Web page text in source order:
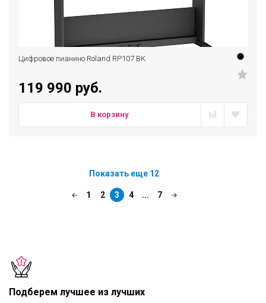
Цифровое пианино Roland RP107 BK
119 990 руб.
В корзину
Показать еще 12
1 2 3 4 ... 7
Подберем лучшее из лучших